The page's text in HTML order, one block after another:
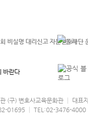
바란다
(구) 변호사교육문화관 │ 대표
82-01695 │ TEL:02-3476-